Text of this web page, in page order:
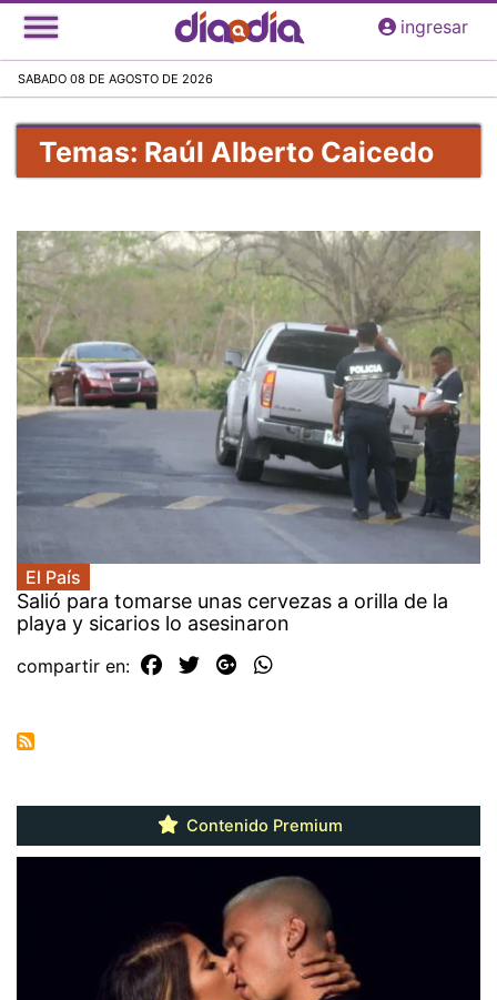
Pasar
al
principal
ingresar
SABADO 08 DE AGOSTO DE 2026
Temas: Raúl Alberto Caicedo
El País
Salió para tomarse unas cervezas a orilla de la
playa y sicarios lo asesinaron
compartir en:
Contenido Premium